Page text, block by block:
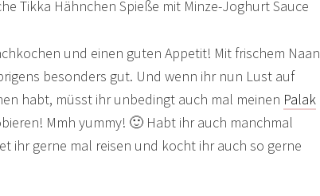
und einen guten Appetit! Mit frischem Naan
besonders gut. Und wenn ihr nun Lust auf
habt, müsst ihr unbedingt auch mal meinen Palak
Mmh yummy! 🙂 Habt ihr auch manchmal
ihr gerne mal reisen und kocht ihr auch so gerne